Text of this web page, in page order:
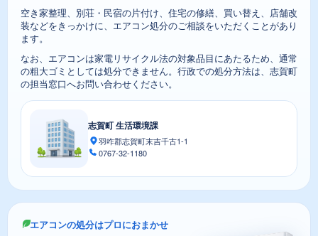
空き家整理、別荘・民宿の片付け、住宅の修繕、買い替え、店舗改
装などをきっかけに、エアコン処分のご相談をいただくことがあり
ます。
なお、エアコンは家電リサイクル法の対象品目にあたるため、通常
の粗大ゴミとしては処分できません。行政での処分方法は、志賀町
の担当窓口へお問い合わせください。
志賀町 生活環境課
羽咋郡志賀町末吉千古1-1
0767-32-1180
エアコンの処分はプロにおまかせ